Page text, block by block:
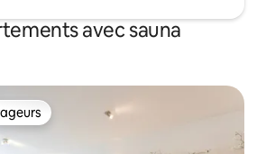
avec sauna